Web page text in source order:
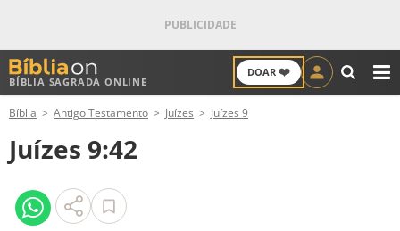
BÍBLIA SAGRADA ONLINE
DOAR ❤️
ANTIGO TESTAMENTO
NOVO TESTAMENTO
VERSÍCULOS
Bíblia Antigo Testamento Juízes Juízes 9
Juízes 9:42